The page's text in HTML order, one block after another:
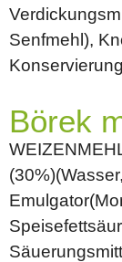
Senfmehl),
Börek